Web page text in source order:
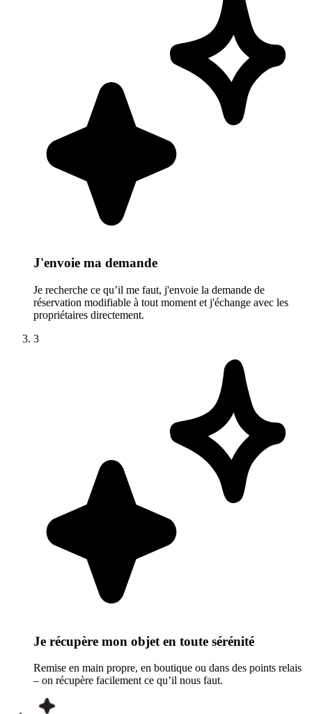
J'envoie ma demande
Je recherche ce qu’il me faut, j'envoie la demande de
réservation modifiable à tout moment et j'échange avec les
propriétaires directement.
3
Je récupère mon objet en toute sérénité
Remise en main propre, en boutique ou dans des points relais
– on récupère facilement ce qu’il nous faut.